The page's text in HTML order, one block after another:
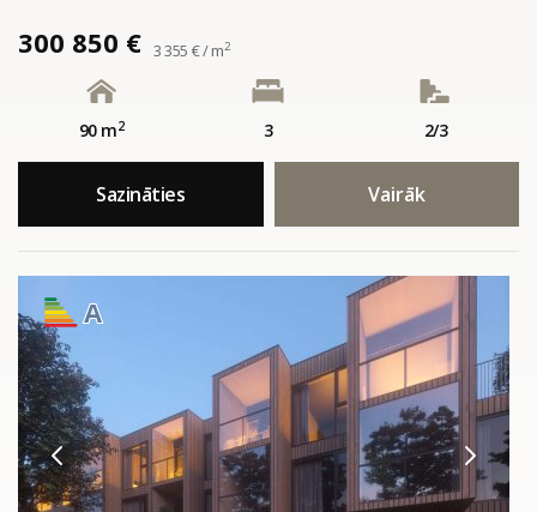
300 850 € 3 355 € / m2
90 m2 3 2/3
Sazināties Vairāk
A